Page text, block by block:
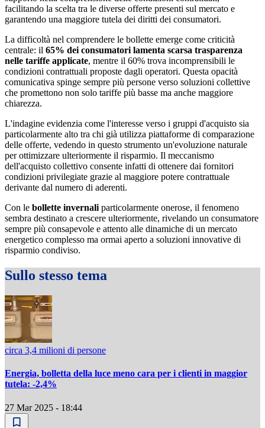
facilitando la scelta tra le diverse offerte presenti sul mercato e
garantendo una maggiore tutela dei diritti dei consumatori.
La difficoltà nel comprendere le bollette emerge come criticità
centrale: il 65% dei consumatori lamenta scarsa trasparenza
nelle tariffe applicate, mentre il 60% trova incomprensibili le
condizioni contrattuali proposte dagli operatori. Questa opacità
comunicativa spinge sempre più persone verso soluzioni collettive
che promettono non solo tariffe più basse ma anche maggiore
chiarezza.
L'indagine evidenzia come l'interesse verso i gruppi d'acquisto sia
particolarmente alto tra chi già utilizza piattaforme di comparazione
delle offerte, vedendo in questo strumento un'evoluzione naturale
per ottimizzare ulteriormente il risparmio. Il meccanismo
dell'acquisto collettivo consente infatti di ottenere dai fornitori
condizioni privilegiate grazie al maggiore potere contrattuale
derivante dal numero di aderenti.
Con le bollette invernaliparticolarmente onerose, il fenomeno
sembra destinato a crescere ulteriormente, rivelando un consumatore
sempre più consapevole e attento alle dinamiche di un mercato
energetico complesso ma ormai aperto a soluzioni innovative di
risparmio condiviso.
Sullo stesso tema
circa 3,4 milioni di persone
Energia, bolletta della luce meno cara per i clienti in maggior
tutela: -2,4%
27 Mar 2025 - 18:44